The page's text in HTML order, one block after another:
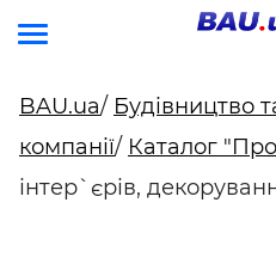
BAU.ua/ Будівництво
компанії/ Каталог
інтер`єрів,